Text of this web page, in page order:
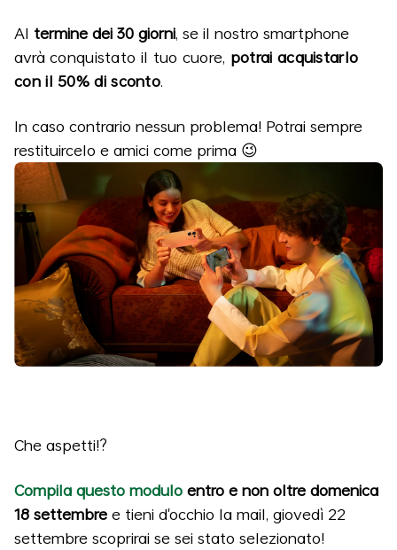
Al termine dei 30 giorni, se il nostro smartphone
avràconquistato il tuo cuore, potrai acquistarlo
con il 50% di sconto.
In caso contrario nessun problema! Potrai sempre
restituircelo e amici come prima 😉
Che aspetti!?
Compila questo moduloentro e non oltre domenica
18 settembre​​e tieni d'occhio la mail, giovedì 22
settembre scoprirai se sei stato selezionato!